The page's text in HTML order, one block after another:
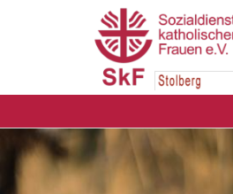
Zum Inhalt springen